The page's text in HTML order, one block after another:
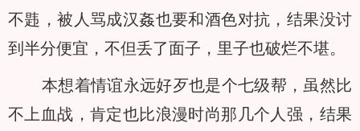
不韪，被人骂成汉姦也要和酒色对抗，结果没讨
到半分便宜，不但丢了面子，里子也破烂不堪。
本想着情谊永远好歹也是个七级帮，虽然比
不上血战，肯定也比浪漫时尚那几个人强，结果